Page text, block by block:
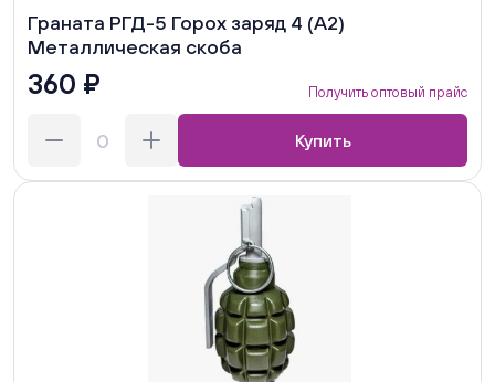
Граната РГД-5 Горох заряд 4 (А2)
Металлическая скоба
360 ₽ Получить оптовый прайс
Купить